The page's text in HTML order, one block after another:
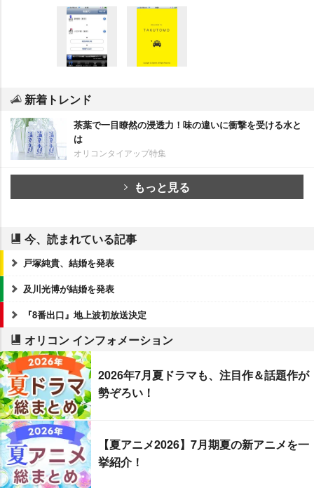
新着トレンド
茶葉で一目瞭然の浸透力！味の違いに衝撃を受ける水と
は
オリコンタイアップ特集
もっと見る
今、読まれている記事
戸塚純貴、結婚を発表
及川光博が結婚を発表
『8番出口』地上波初放送決定
オリコン インフォメーション
2026年7月夏ドラマも、注目作＆話題作が
勢ぞろい！
【夏アニメ2026】7月期夏の新アニメを一
挙紹介！